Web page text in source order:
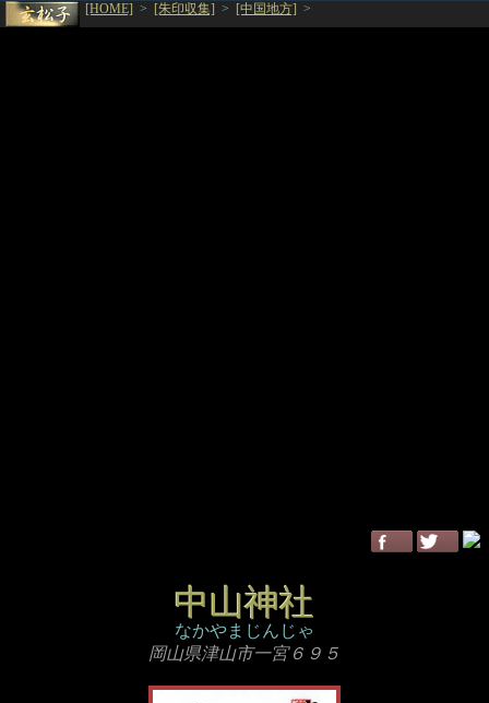
[HOME] > [朱印収集] > [中国地方] >
中山神社
なかやまじんじゃ
岡山県津山市一宮６９５